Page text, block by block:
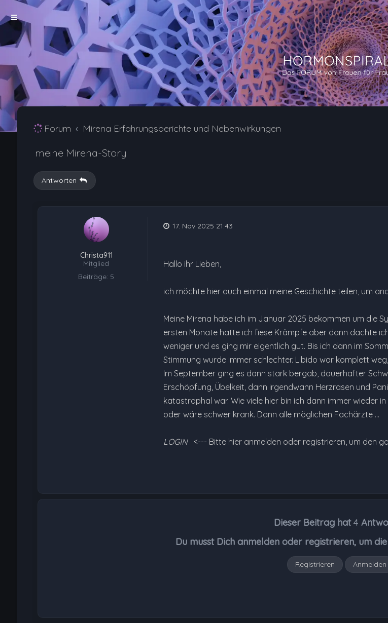
Forum Mirena Erfahrungsberichte und Nebenwirkungen
meine Mirena-Story
Antworten
Christa911
Mitglied
Beiträge: 5
17. Nov 2025 21:43
Hallo ihr Lieben,
ich möchte hier auch einmal meine Geschichte teilen, um
Meine Mirena habe ich im Januar 2025 bekommen um die
ersten Monate hatte ich fiese Krämpfe aber dann dachte
weniger und es ging mir eigentlich gut. Bis ich dann im
Stimmung wurde immer schlechter. Libido war komplett
Im September ging es dann stark bergab, dauerhafter
Erschöpfung, Übelkeit, dann irgendwann Herzrasen und
katastrophal war. Wie viele hier bin ich dann immer wieder
oder wäre schwer krank. Dann alle möglichen Fachärzte …
LOGIN <--- Bitte hier anmelden oder registrieren, um den
Dieser Beitrag hat4
Du musst Dich anmelden oder registrieren, um
Registrieren Anmelden